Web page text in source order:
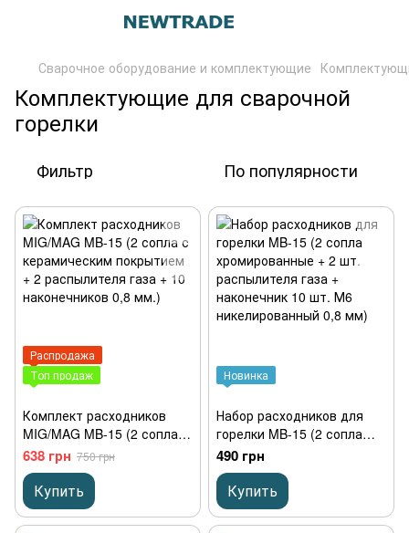
Сварочное оборудование и комплектующие
Комплектующие для сварочной
горелки
Фильтр По популярности
Распродажа
Топ продаж
Комплект расходников
MIG/MAG MB-15 (2 сопла с
керамическим покрытием
+ 2 распылителя газа + 10
наконечников 0,8 мм.)
638 грн 750 грн
Купить
Новинка
Набор расходников для
горелки MB-15 (2 сопла
хромированные + 2 шт.
распылителя газа +
наконечник 10 шт. М6
никелированный 0,8 мм)
490 грн
Купить